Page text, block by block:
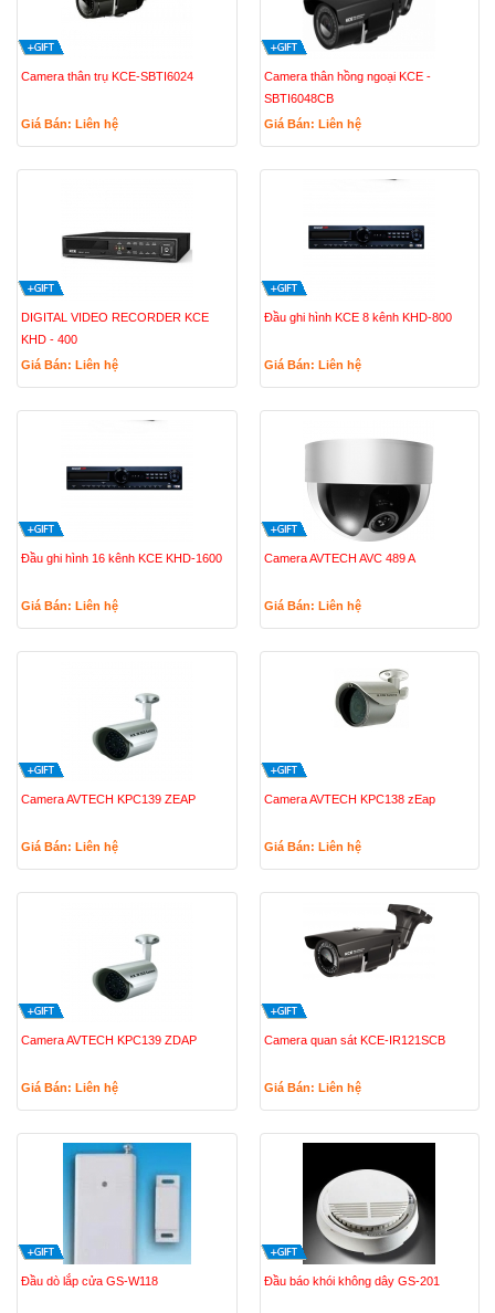
Camera thân trụ KCE-SBTI6024
Giá Bán: Liên hệ
Camera thân hồng ngoại KCE -
SBTI6048CB
Giá Bán: Liên hệ
DIGITAL VIDEO RECORDER KCE
KHD - 400
Giá Bán: Liên hệ
Đầu ghi hình KCE 8 kênh KHD-800
Giá Bán: Liên hệ
Đầu ghi hình 16 kênh KCE KHD-1600
Giá Bán: Liên hệ
Camera AVTECH AVC 489 A
Giá Bán: Liên hệ
Camera AVTECH KPC139 ZEAP
Giá Bán: Liên hệ
Camera AVTECH KPC138 zEap
Giá Bán: Liên hệ
Camera AVTECH KPC139 ZDAP
Giá Bán: Liên hệ
Camera quan sát KCE-IR121SCB
Giá Bán: Liên hệ
Đầu dò lắp cửa GS-W118 Đầu báo khói không dây GS-201